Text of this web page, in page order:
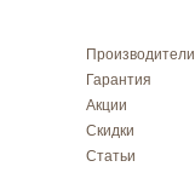
Производители
Гарантия
Акции
Скидки
Статьи